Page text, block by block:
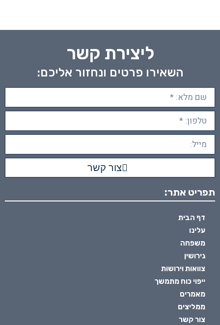
ליצירת קשר
השאירו פרטים ונחזור אליכם:
צור קשר
תפריט אתר:
דף הבית
עלינו
משפחה
גירושין
צוואות וירושות
ייפוי כוח מתמשך
מאמרים
ממליצים
צור קשר